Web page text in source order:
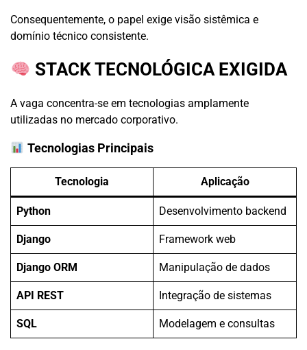
Consequentemente, o papel exige visão sistêmica e
domínio técnico consistente.
STACK TECNOLÓGICA EXIGIDA
A vaga concentra-se em tecnologias amplamente
utilizadas no mercado corporativo.
Tecnologias Principais
Tecnologia Aplicação
Python Desenvolvimento backend
Django Framework web
Django ORM Manipulação de dados
API REST Integração de sistemas
SQL Modelagem e consultas